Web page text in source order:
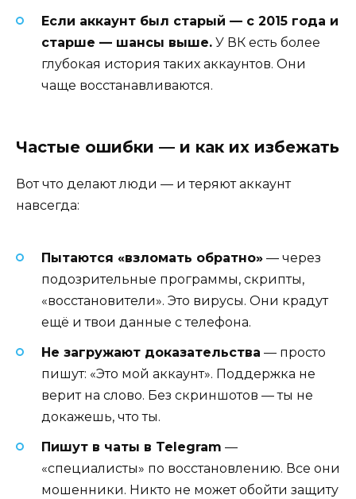
Если аккаунт был старый — с 2015 года и
старше — шансы выше. У ВК есть более
глубокая история таких аккаунтов. Они
чаще восстанавливаются.
Частые ошибки — и как их избежать
Вот что делают люди — и теряют аккаунт
навсегда:
Пытаются «взломать обратно» — через
подозрительные программы, скрипты,
«восстановители». Это вирусы. Они крадут
ещё и твои данные с телефона.
Не загружают доказательства — просто
пишут: «Это мой аккаунт». Поддержка не
верит на слово. Без скриншотов — ты не
докажешь, что ты.
Пишут в чаты в Telegram —
«специалисты» по восстановлению. Все они
мошенники. Никто не может обойти защиту